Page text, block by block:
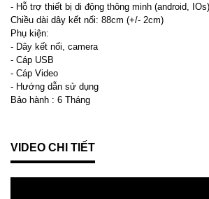
- Hỗ trợ thiết bị di động thông minh (android,
Chiều dài dây kết nối: 88cm (+/- 2cm)
Phụ kiện:
- Dây kết nối, camera
- Cáp USB
- Cáp Video
- Hướng dẫn sử dụng
Bảo hành : 6 Tháng
VIDEO CHI TIẾT